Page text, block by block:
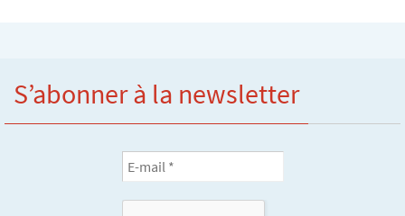
S’abonner à la newsletter